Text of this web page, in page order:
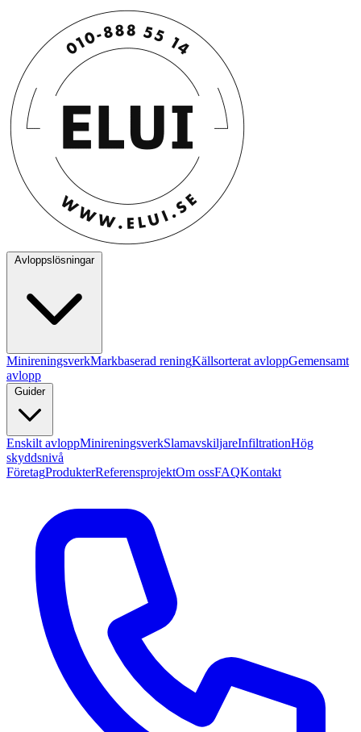
Avloppslösningar
MinireningsverkMarkbaserad reningKällsorterat avloppGemensamt
avlopp
Guider
Enskilt avloppMinireningsverkSlamavskiljareInfiltrationHög
skyddsnivå
FöretagProdukterReferensprojektOm ossFAQKontakt